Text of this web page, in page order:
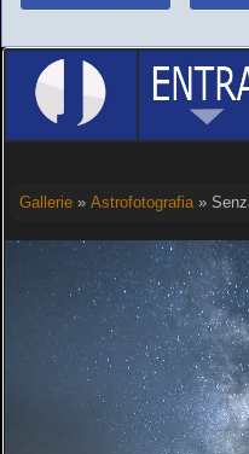
Gallerie» Astrofotografia»